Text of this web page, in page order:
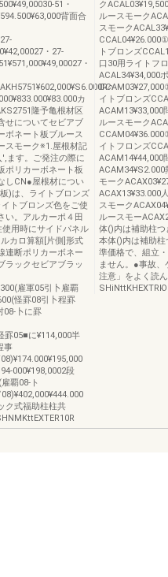
51・
背面合
・27-
・
・
カ
隆予亀根材区
せについてセビアブ
ボネート板ブルース
スモーク※1.屋根材記
ます。ご発注の際に
ポリカーボネート板
しCN●屋根材につい
)は、ライトブロンズ
トブロンズ色をご使
い。アルカーポ４田
用時にサイドパネル
カロ算額[片側]形式
連断ポリカーボネー
ラックセビアブラッ
雇軍05引卜雇覇
怪罫08引卜程罫
08-卜に罫
罫05■に¥114,000半
事
段
覇08-ト
ク式福助柱柱共
ク
ルースモーク
スモーク
トブロンズ
口30用ライトフ
ACAL34¥34,000
イトブロンズ
ACAM13¥33,000
ルースモーク
イトフロンズ
ACAM14¥44,000
モーク
ACAX13¥33.000
スモーク
ルースモー
体()内は補助柱
本体()内は補助
準価格で、組立
ません。●事故
注意」をよく読